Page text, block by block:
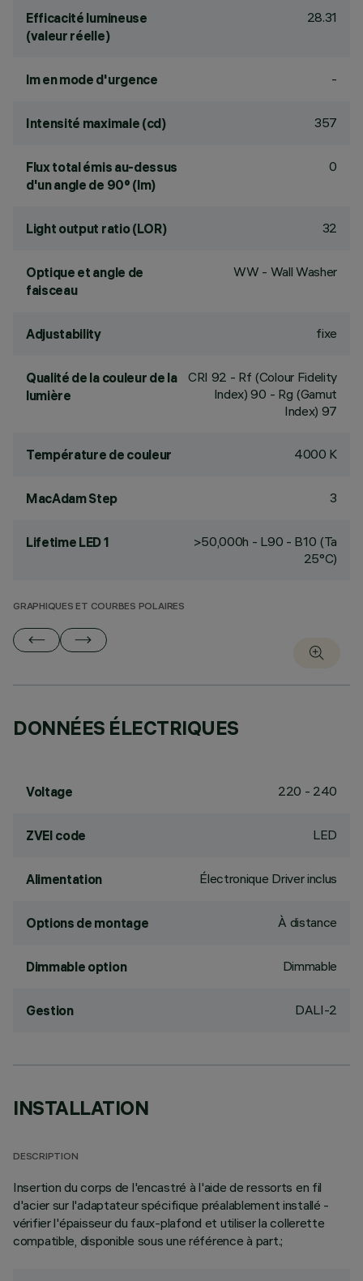
Efficacité lumineuse
(valeur réelle)
28.31
lm en mode d'urgence -
Intensité maximale (cd) 357
Flux total émis au-dessus
d'un angle de 90° (lm)
0
Light output ratio (LOR) 32
Optique et angle de
faisceau
WW - Wall Washer
Adjustability fixe
Qualité de la couleur de la
lumière
CRI 92 - Rf (Colour Fidelity
Index) 90 - Rg (Gamut
Index) 97
Température de couleur 4000 K
MacAdam Step 3
Lifetime LED 1
>50,000h - L90 - B10 (Ta
25°C)
GRAPHIQUES ET COURBES POLAIRES
DONNÉES ÉLECTRIQUES
Voltage 220 - 240
ZVEI code LED
Alimentation Électronique Driver inclus
Options de montage À distance
Dimmable option Dimmable
Gestion DALI-2
INSTALLATION
DESCRIPTION
Insertion du corps de l'encastré à l'aide de ressorts en fil
d'acier sur l'adaptateur spécifique préalablement installé -
vérifier l'épaisseur du faux-plafond et utiliser la collerette
compatible, disponible sous une référence à part.;